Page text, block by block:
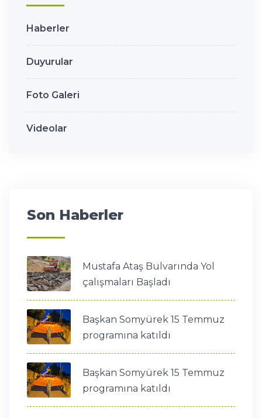
Haberler
Duyurular
Foto Galeri
Videolar
Son Haberler
Mustafa Ataş Bulvarında Yol
çalışmaları Başladı
Başkan Somyürek 15 Temmuz
programına katıldı
Başkan Somyürek 15 Temmuz
programına katıldı